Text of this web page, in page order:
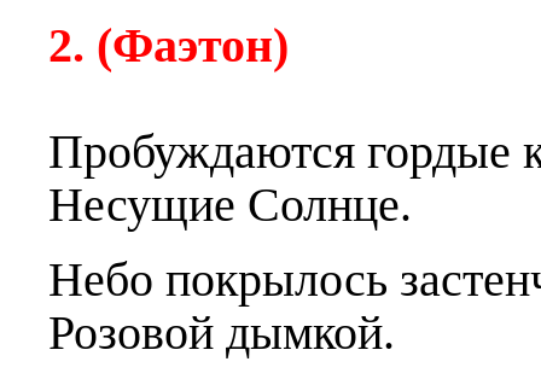
2. (Фаэтон)
Пробуждаются гордые
Несущие Солнце.
Небо покрылось
Розовой дымкой.